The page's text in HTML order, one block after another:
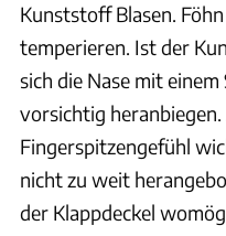
Kunststoff Blasen.
temperieren. Ist der
sich die Nase mit
vorsichtig
Fingerspitzengefühl
nicht zu weit
der Klappdeckel